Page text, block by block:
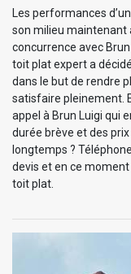
Les performances
son milieu maintenant
concurrence avec
toit plat expert a
dans le but de rendre
satisfaire pleinement.
appel à Brun Luigi qui
durée brève et des
longtemps ?
devis et en ce
toit plat.